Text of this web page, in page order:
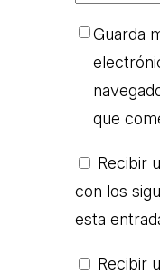
Guarda
que
Recibir
con los
esta
Recibir